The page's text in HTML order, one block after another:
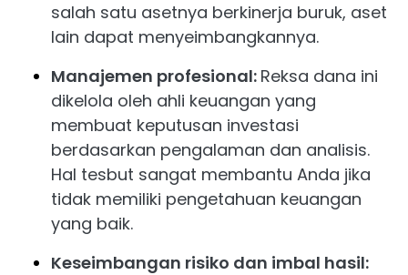
salah satu asetnya berkinerja buruk, aset
lain dapat menyeimbangkannya.
Manajemen profesional: Reksa dana ini
dikelola oleh ahli keuangan yang
membuat keputusan investasi
berdasarkan pengalaman dan analisis.
Hal tesbut sangat membantu Anda jika
tidak memiliki pengetahuan keuangan
yang baik.
Keseimbangan risiko dan imbal hasil: